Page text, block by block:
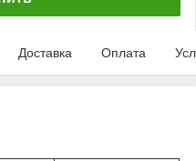
Доставка Оплата